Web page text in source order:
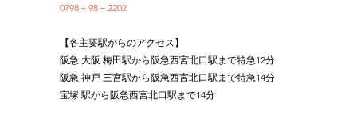
0798－98－2202
【各主要駅からのアクセス】
阪急 大阪 梅田駅から阪急西宮北口駅まで特急12分
阪急 神戸 三宮駅から阪急西宮北口駅まで特急14分
宝塚 駅から阪急西宮北口駅まで14分